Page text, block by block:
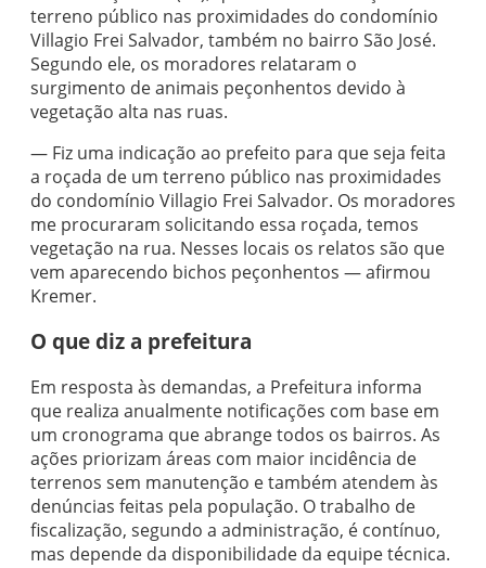
terreno público nas proximidades do condomínio
Villagio Frei Salvador, também no bairro São José.
Segundo ele, os moradores relataram o
surgimento de animais peçonhentos devido à
vegetação alta nas ruas.
— Fiz uma indicação ao prefeito para que seja feita
a roçada de um terreno público nas proximidades
do condomínio Villagio Frei Salvador. Os moradores
me procuraram solicitando essa roçada, temos
vegetação na rua. Nesses locais os relatos são que
vem aparecendo bichos peçonhentos — afirmou
Kremer.
O que diz a prefeitura
Em resposta às demandas, a Prefeitura informa
que realiza anualmente notificações com base em
um cronograma que abrange todos os bairros. As
ações priorizam áreas com maior incidência de
terrenos sem manutenção e também atendem às
denúncias feitas pela população. O trabalho de
fiscalização, segundo a administração, é contínuo,
mas depende da disponibilidade da equipe técnica.